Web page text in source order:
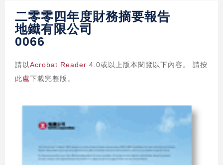
二零零四年度財務摘要報告
地鐵有限公司
0066
請以Acrobat Reader 4.0或以上版本閱覽以下內容。 請按
此處下載完整版。